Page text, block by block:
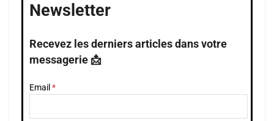
Newsletter
Recevez les derniers articles dans votre
messagerie 📩
Email